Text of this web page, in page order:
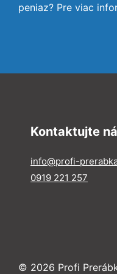
peniaz? Pre viac
Kontaktujte
info@profi-
0919 221 257
© 2026 Profi